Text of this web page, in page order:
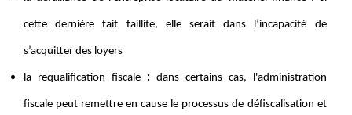
cette dernière fait faillite, elle serait dans l’incapacité de
s’acquitter des loyers
la requalification fiscale: dans certains cas, l'administration
fiscale peut remettre en cause le processus de défiscalisation et